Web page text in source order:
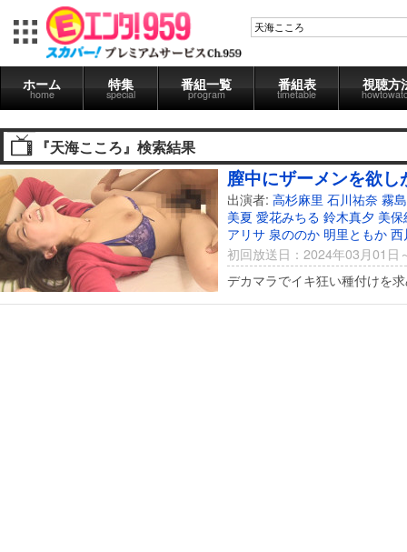
ホーム
home
特集
special
番組一覧
program
番組表
timetable
視聴方
『天海こころ』検索結果
膣中にザーメンを欲
出演者: 高杉麻里 石川祐奈 霧
美夏 愛花みちる 鈴木真夕 美
アリサ 泉ののか 明里ともか 西
初回放送日：2024年03月01日
デカマラでイキ狂い種付けを